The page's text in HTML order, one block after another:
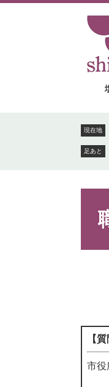
現在地
足あと
【質
市役